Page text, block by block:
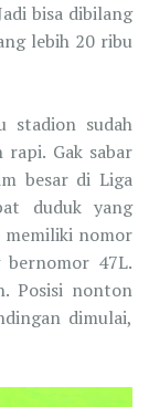
bisa dibilang
lebih 20 ribu
stadion sudah
Gak sabar
besar di Liga
duduk yang
nomor
bernomor 47L.
Posisi nonton
dimulai,